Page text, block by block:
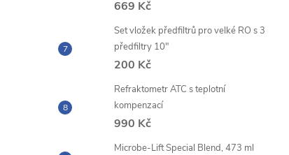
669 Kč
Set vložek předfiltrů pro velké RO s 3
předfiltry 10"
200 Kč
Refraktometr ATC s teplotní
kompenzací
990 Kč
Microbe-Lift Special Blend, 473 ml